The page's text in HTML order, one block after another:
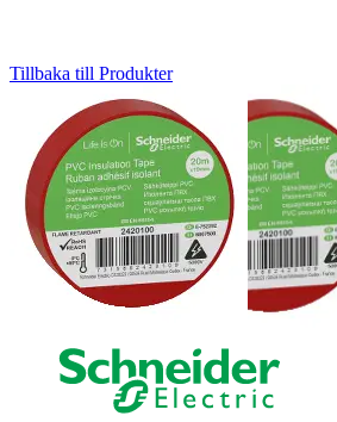
Tillbaka till Produkter